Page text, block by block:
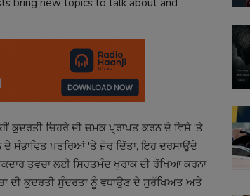
ਕੁਦਰਤੀ ਚਿਹਰੇ ਦੀ ਚਮਕ ਪ੍ਰਾਪਤ ਕਰਨ ਦੇ ਵਿਸ਼ੇ 'ਤੇ
ਦੇ ਸੰਭਾਵਿਤ ਖਤਰਿਆਂ 'ਤੇ ਜ਼ੋਰ ਦਿੱਤਾ, ਇਹ ਦਰਸਾਉਂਦੇ
ਤੁਵਚਾ ਲਈ ਸਿਹਤਮੰਦ ਖੁਰਾਕ ਦੀ ਰੱਖਿਆ ਕਰਨਾ
ਦੀ ਕੁਦਰਤੀ ਸੁੰਦਰਤਾ ਨੂੰ ਵਧਾਉਣ ਦੇ ਸੁਰੱਖਿਅਤ ਅਤੇ